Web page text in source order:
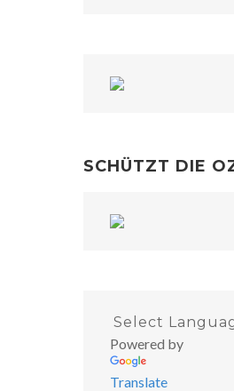
SCHÜTZT DIE
Powered by
Translate